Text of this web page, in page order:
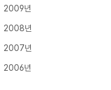
2009년
2008년
2007년
2006년